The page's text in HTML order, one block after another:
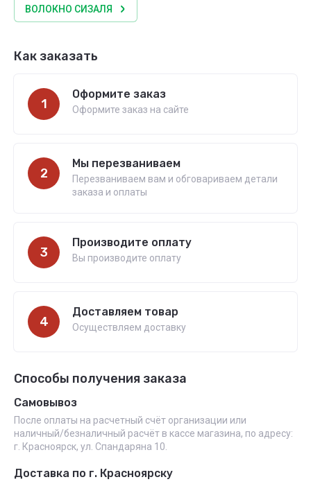
ВОЛОКНО СИЗАЛЯ
Как заказать
1
Оформите заказ
Оформите заказ на сайте
2
Мы перезваниваем
Перезваниваем вам и обговариваем детали
заказа и оплаты
3
Производите оплату
Вы производите оплату
4
Доставляем товар
Осуществляем доставку
Способы получения заказа
Самовывоз
После оплаты на расчетный счёт организации или
наличный/безналичный расчёт в кассе магазина, по адресу:
г. Красноярск, ул. Спандаряна 10.
Доставка по г. Красноярску